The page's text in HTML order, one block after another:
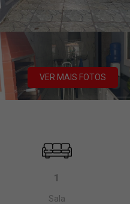
VER MAIS FOTOS
1
Sala